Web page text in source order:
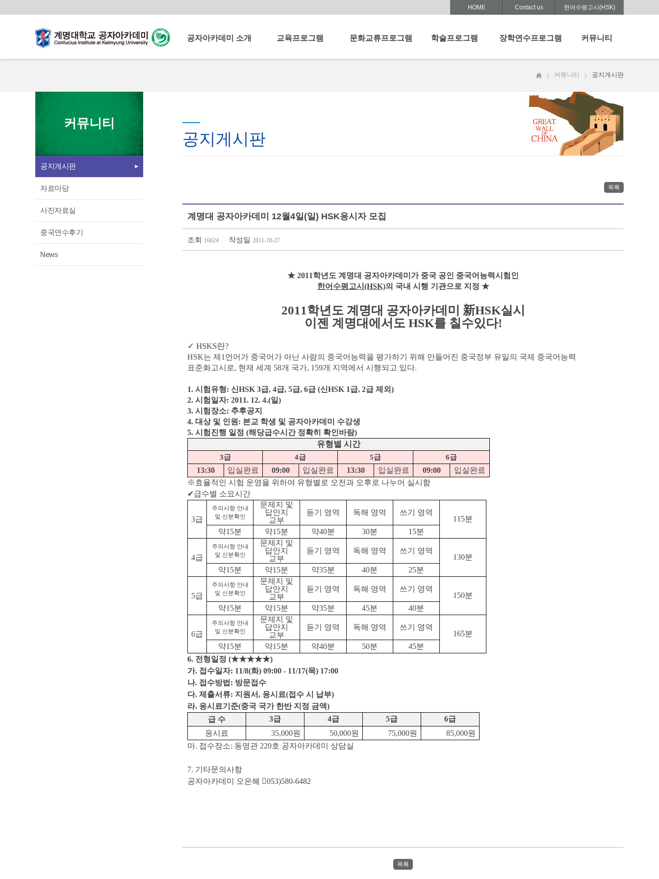
HOME Contact us 한어수평고시(HSK)
공자아카데미 소개
계명공자아카데미 연혁
원장 인사말
북경어언대학 소개
교원 소개
교육프로그램
어린이중국어교사양성과정
문화교류프로그램
공자아카데미의 날
학술프로그램
세미나
장학연수프로그램
중국교육문화연수
중등중국어교사
중국어문화캠프
커뮤니티
사진자료실
중국연수후기
News
공자아카데미
중국교육부로부터 다양한
지원받아 양질의 중국어교육
커뮤니티 공지게시판
커뮤니티
공지게시판
자료마당
사진자료실
중국연수후기
News
공지게시판
목록
계명대 공자아카데미 12월4일(일) HSK응시자 모집
조회 16624 작성일 2011-10-27
★ 2011학년도 계명대 공자아카데미가 중국 공인 중국어능력시험인
한어수평고시(HSK)의 국내 시행 기관으로 지정 ★
2011학년도 계명대 공자아카데미 新HSK실시
이젠 계명대에서도 HSK를 칠수있다!
✓ HSKS란?
HSK는 제1언어가 중국어가 아닌 사람의 중국어능력을 평가하기 위해 만들어진 중국정부 유일의 국제 중국어능력
표준화고시로, 현재 세계 58개 국가, 159개 지역에서 시행되고 있다.
1. 시험유형: 신HSK 3급, 4급, 5급, 6급 (신HSK 1급, 2급 제외)
2. 시험일자: 2011. 12. 4.(일)
3. 시험장소: 추후공지
4. 대상 및 인원: 본교 학생 및 공자아카데미 수강생
5. 시험진행 일정 (해당급수시간 정확히 확인바람)
유형별 시간
3급 4급 5급 6급
13:30 입실완료 09:00 입실완료 13:30 입실완료 09:00
입실완료
※효율적인 시험 운영을 위하여 유형별로 오전과 오후로 나누어 실시함
✔급수별 소요시간
3급
주의사항 안내
및 신분확인
문제지 및
답안지
교부
듣기 영역 독해 영역 쓰기 영역
115분
약15분
약15분 약40분 30분 15분
4급
주의사항 안내
및 신분확인
문제지 및
답안지
교부
듣기 영역 독해 영역 쓰기 영역
130분
약15분
약15분 약35분 40분 25분
5급
주의사항 안내
및 신분확인
문제지 및
답안지
교부
듣기 영역 독해 영역 쓰기 영역
150분
약15분
약15분 약35분 45분 40분
6급
주의사항 안내
및 신분확인
문제지 및
답안지
교부
듣기 영역 독해 영역 쓰기 영역
165분
약15분
약15분 약40분 50분
45분
6. 전형일정 (★★★★★)
가. 접수일자: 11/8(화) 09:00 - 11/17(목) 17:00
나. 접수방법: 방문접수
다. 제출서류: 지원서, 응시료(접수 시 납부)
라. 응시료기준(중국 국가 한반 지정 금액)
급 수
3급 4급 5급
6급
응시료
35,000원 50,000원 75,000원
85,000원
마. 접수장소: 동영관 220호 공자아카데미 상담실
7. 기타문의사항
공자아카데미 오은혜 053)580-6482
목록